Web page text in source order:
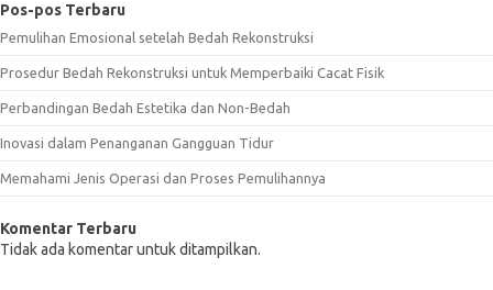
Pos-pos Terbaru
Pemulihan Emosional setelah Bedah Rekonstruksi
Prosedur Bedah Rekonstruksi untuk Memperbaiki Cacat Fisik
Perbandingan Bedah Estetika dan Non-Bedah
Inovasi dalam Penanganan Gangguan Tidur
Memahami Jenis Operasi dan Proses Pemulihannya
Komentar Terbaru
Tidak ada komentar untuk ditampilkan.